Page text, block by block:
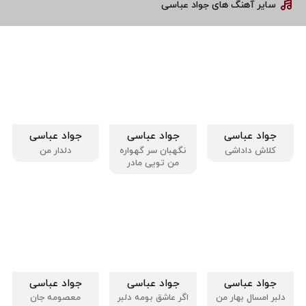
سایر آهنگ های جواد عباسی
جواد عباسی
کلاش داداشی
جواد عباسی
نگهبان سر گهواره
من تویی مادر
جواد عباسی
دلدار من
جواد عباسی
دلبر امسال بهار من
جواد عباسی
اگر عاشق بومه دلبر
جواد عباسی
معصومه جان